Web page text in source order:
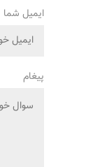
ایمیل شما
پیغام